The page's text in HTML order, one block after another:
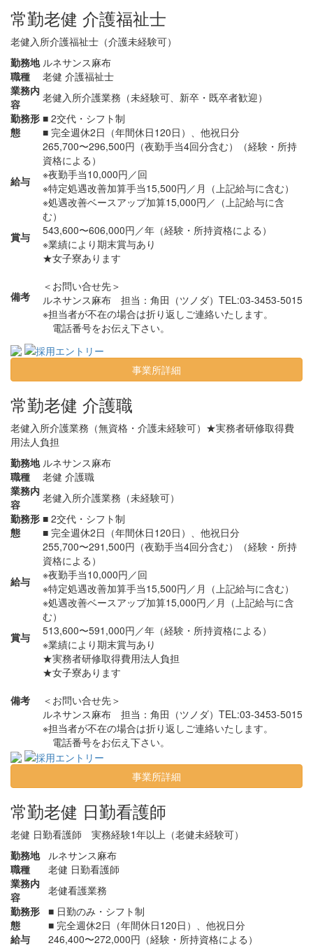
常勤老健 介護福祉士
老健入所介護福祉士（介護未経験可）
勤務地 ルネサンス麻布
職種
老健 介護福祉士
業務内
容
老健入所介護業務（未経験可、新卒・既卒者歓迎）
勤務形
態
■ 2交代・シフト制
■ 完全週休2日（年間休日120日）、他祝日分
給与
265,700〜296,500円（夜勤手当4回分含む）（経験・所持
資格による）
※夜勤手当10,000円／回
※特定処遇改善加算手当15,500円／月（上記給与に含む）
※処遇改善ベースアップ加算15,000円／（上記給与に含
む）
賞与
543,600〜606,000円／年（経験・所持資格による）
※業績により期末賞与あり
備考
★女子寮あります
＜お問い合せ先＞
ルネサンス麻布 担当：角田（ツノダ）TEL:03-3453-5015
※担当者が不在の場合は折り返しご連絡いたします。
電話番号をお伝え下さい。
事業所詳細
常勤老健 介護職
老健入所介護業務（無資格・介護未経験可）★実務者研修取得費
用法人負担
勤務地 ルネサンス麻布
職種
老健 介護職
業務内
容
老健入所介護業務（未経験可）
勤務形
態
■ 2交代・シフト制
■ 完全週休2日（年間休日120日）、他祝日分
給与
255,700〜291,500円（夜勤手当4回分含む）（経験・所持
資格による）
※夜勤手当10,000円／回
※特定処遇改善加算手当15,500円／月（上記給与に含む）
※処遇改善ベースアップ加算15,000円／月（上記給与に含
む）
賞与
513,600〜591,000円／年（経験・所持資格による）
※業績により期末賞与あり
備考
★実務者研修取得費用法人負担
★女子寮あります
＜お問い合せ先＞
ルネサンス麻布 担当：角田（ツノダ）TEL:03-3453-5015
※担当者が不在の場合は折り返しご連絡いたします。
電話番号をお伝え下さい。
事業所詳細
常勤老健 日勤看護師
老健 日勤看護師 実務経験1年以上（老健未経験可）
勤務地
ルネサンス麻布
職種
老健 日勤看護師
業務内
容
老健看護業務
勤務形
態
■ 日勤のみ・シフト制
■ 完全週休2日（年間休日120日）、他祝日分
給与
246,400〜272,000円（経験・所持資格による）